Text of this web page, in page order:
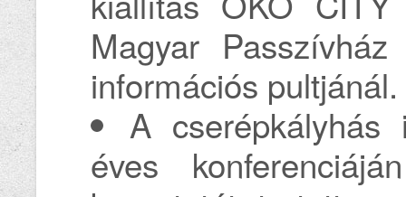
Magyar
információs pultjánál.
A cserépkályhás
éves